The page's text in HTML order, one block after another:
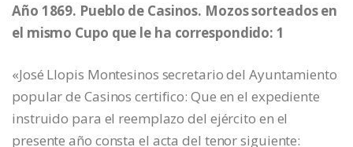
Año 1869. Pueblo de Casinos. Mozos sorteados en
el mismo Cupo que le ha correspondido: 1
«José Llopis Montesinos secretario del Ayuntamiento
popular de Casinos certifico: Que en el expediente
instruido para el reemplazo del ejército en el
presente año consta el acta del tenor siguiente: